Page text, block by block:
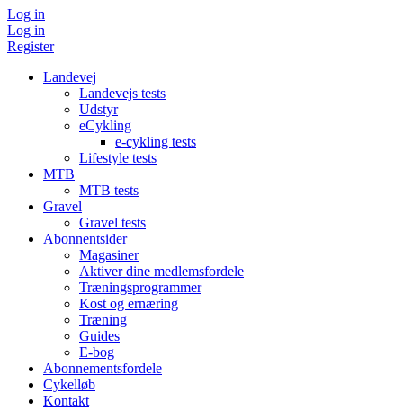
Log in
Log in
Register
Landevej
Landevejs tests
Udstyr
eCykling
e-cykling tests
Lifestyle tests
MTB
MTB tests
Gravel
Gravel tests
Abonnentsider
Magasiner
Aktiver dine medlemsfordele
Træningsprogrammer
Kost og ernæring
Træning
Guides
E-bog
Abonnementsfordele
Cykelløb
Kontakt